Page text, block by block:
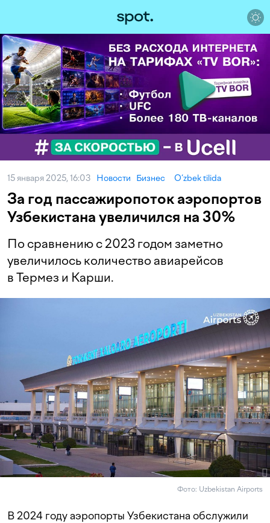
15 января 2025, 16:03 Новости Бизнес O‘zbek tilida
За год пассажиропоток аэропортов
Узбекистана увеличился на 30%
По сравнению с 2023 годом заметно
увеличилось количество авиарейсов
в Термез и Карши.
Фото: Uzbekistan Airports
В 2024 году аэропорты Узбекистана обслужили